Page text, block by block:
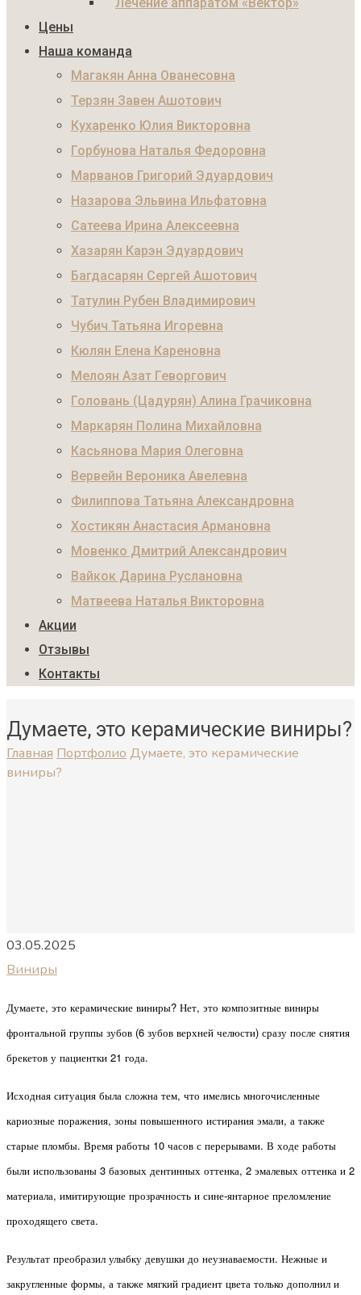
Цены
Наша команда
Магакян Анна Ованесовна
Терзян Завен Ашотович
Кухаренко Юлия Викторовна
Горбунова Наталья Федоровна
Марванов Григорий Эдуардович
Назарова Эльвина Ильфатовна
Сатеева Ирина Алексеевна
Хазарян Карэн Эдуардович
Багдасарян Сергей Ашотович
Татулин Рубен Владимирович
Чубич Татьяна Игоревна
Кюлян Елена Кареновна
Мелоян Азат Геворгович
Головань (Цадурян) Алина Грачиковна
Маркарян Полина Михайловна
Касьянова Мария Олеговна
Вервейн Вероника Авелевна
Филиппова Татьяна Александровна
Хостикян Анастасия Армановна
Мовенко Дмитрий Александрович
Вайкок Дарина Руслановна
Матвеева Наталья Викторовна
Акции
Отзывы
Контакты
Думаете, это керамические виниры?
Главная Портфолио Думаете, это керамические
виниры?
03.05.2025
Виниры
Думаете, это керамические виниры? Нет, это композитные виниры
фронтальной группы зубов (6 зубов верхней челюсти) сразу после снятия
брекетов у пациентки 21 года.
Исходная ситуация была сложна тем, что имелись многочисленные
кариозные поражения, зоны повышенного истирания эмали, а также
старые пломбы. Время работы 10 часов с перерывами. В ходе работы
были использованы 3 базовых дентинных оттенка, 2 эмалевых оттенка и 2
материала, имитирующие прозрачность и сине-янтарное преломление
проходящего света.
Результат преобразил улыбку девушки до неузнаваемости. Нежные и
закругленные формы, а также мягкий градиент цвета только дополнил и